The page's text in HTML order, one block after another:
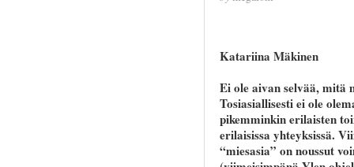
Katariina Mäkinen
Ei ole aivan selvää, mitä
Tosiasiallisesti ei ole
pikemminkin erilaisten
erilaisissa yhteyksissä.
“miesasia” on noussut